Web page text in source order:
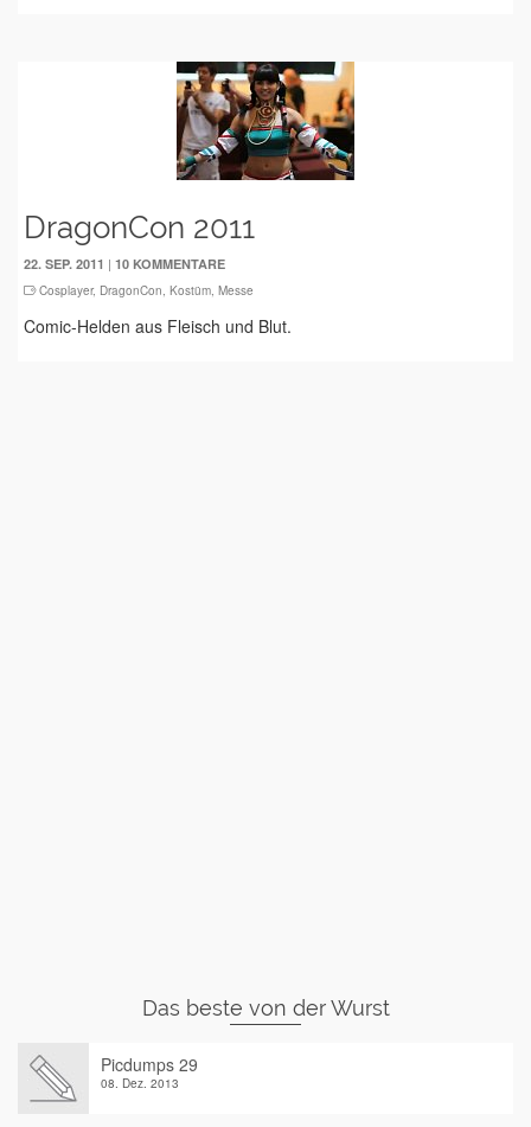
DragonCon 2011
22. SEP. 2011 | 10 KOMMENTARE
Cosplayer, DragonCon, Kostüm, Messe
Comic-Helden aus Fleisch und Blut.
Das beste von der Wurst
Picdumps 29
08. Dez. 2013